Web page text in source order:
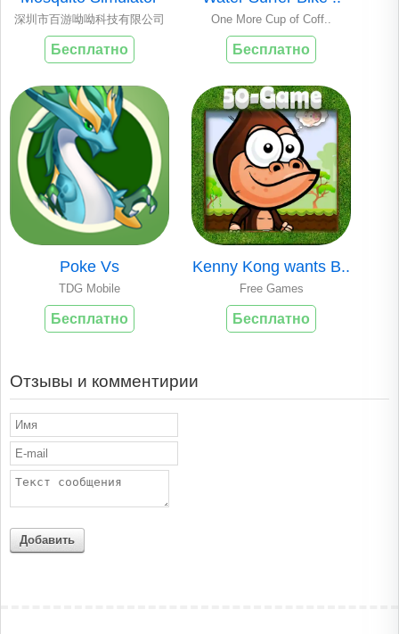
深圳市百游呦呦科技有限公司
Бесплатно
One More Cup of Coff..
Бесплатно
Poke Vs
TDG Mobile
Бесплатно
Kenny Kong wants B..
Free Games
Бесплатно
Отзывы и комментирии
Добавить